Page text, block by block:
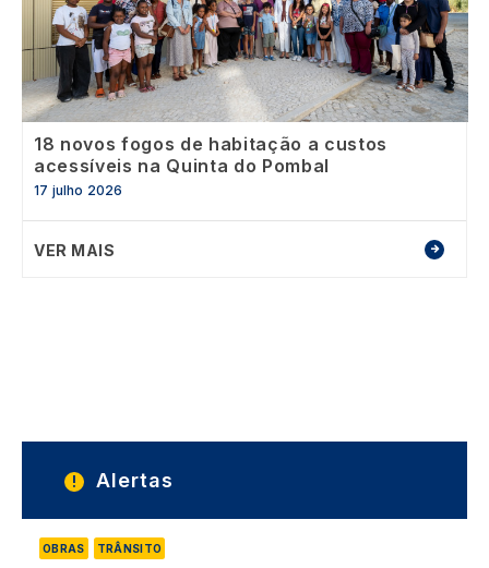
18 novos fogos de habitação a custos
acessíveis na Quinta do Pombal
17 julho 2026
VER MAIS
Alertas
OBRAS TRÂNSITO